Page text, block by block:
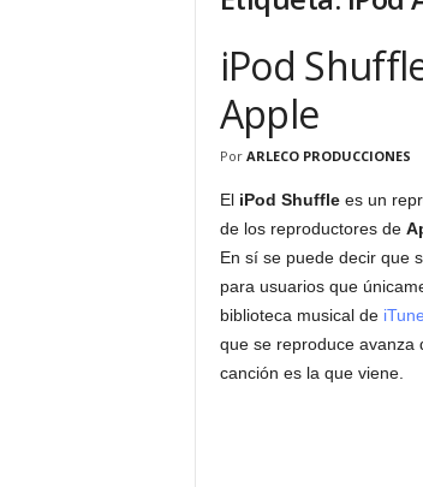
iPod
Apple
Por ARLECO PRODUCCIONES
El iPod Shufflees un
de los reproductores de
En sí se puede decir que
para usuarios que
biblioteca musical de
que se reproduce avanza
canción es la que viene.